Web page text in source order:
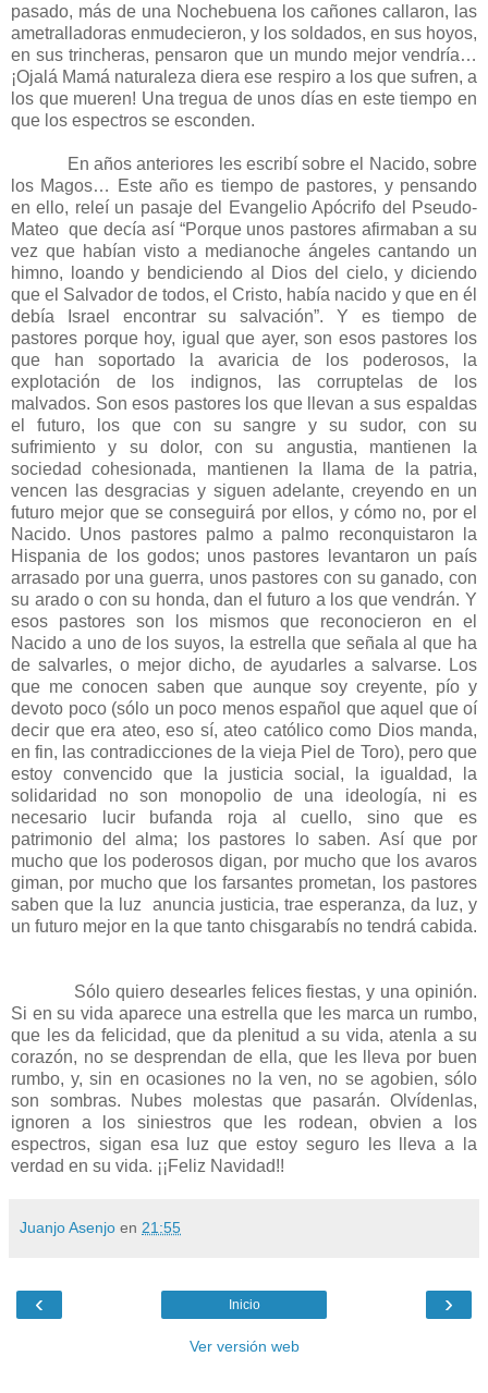
pasado, más de una Nochebuena los cañones callaron, las
ametralladoras enmudecieron, y los soldados, en sus hoyos,
en sus trincheras, pensaron que un mundo mejor vendría…
¡Ojalá Mamá naturaleza diera ese respiro a los que sufren, a
los que mueren! Una tregua de unos días en este tiempo en
que los espectros se esconden.
En años anteriores les escribí sobre el Nacido, sobre
los Magos… Este año es tiempo de pastores, y pensando
en ello, releí un pasaje del Evangelio Apócrifo del Pseudo-
Mateo que decía así “Porque unos pastores afirmaban a su
vez que habían visto a medianoche ángeles cantando un
himno, loando y bendiciendo al Dios del cielo, y diciendo
que el Salvador de todos, el Cristo, había nacido y que en él
debía Israel encontrar su salvación”. Y es tiempo de
pastores porque hoy, igual que ayer, son esos pastores los
que han soportado la avaricia de los poderosos, la
explotación de los indignos, las corruptelas de los
malvados. Son esos pastores los que llevan a sus espaldas
el futuro, los que con su sangre y su sudor, con su
sufrimiento y su dolor, con su angustia, mantienen la
sociedad cohesionada, mantienen la llama de la patria,
vencen las desgracias y siguen adelante, creyendo en un
futuro mejor que se conseguirá por ellos, y cómo no, por el
Nacido. Unos pastores palmo a palmo reconquistaron la
Hispania de los godos; unos pastores levantaron un país
arrasado por una guerra, unos pastores con su ganado, con
su arado o con su honda, dan el futuro a los que vendrán. Y
esos pastores son los mismos que reconocieron en el
Nacido a uno de los suyos, la estrella que señala al que ha
de salvarles, o mejor dicho, de ayudarles a salvarse. Los
que me conocen saben que aunque soy creyente, pío y
devoto poco (sólo un poco menos español que aquel que oí
decir que era ateo, eso sí, ateo católico como Dios manda,
en fin, las contradicciones de la vieja Piel de Toro), pero que
estoy convencido que la justicia social, la igualdad, la
solidaridad no son monopolio de una ideología, ni es
necesario lucir bufanda roja al cuello, sino que es
patrimonio del alma; los pastores lo saben. Así que por
mucho que los poderosos digan, por mucho que los avaros
giman, por mucho que los farsantes prometan, los pastores
saben que la luz anuncia justicia, trae esperanza, da luz, y
un futuro mejor en la que tanto chisgarabís no tendrá cabida.
Sólo quiero desearles felices fiestas, y una opinión.
Si en su vida aparece una estrella que les marca un rumbo,
que les da felicidad, que da plenitud a su vida, atenla a su
corazón, no se desprendan de ella, que les lleva por buen
rumbo, y, sin en ocasiones no la ven, no se agobien, sólo
son sombras. Nubes molestas que pasarán. Olvídenlas,
ignoren a los siniestros que les rodean, obvien a los
espectros, sigan esa luz que estoy seguro les lleva a la
verdad en su vida. ¡¡Feliz Navidad!!
Juanjo Asenjo en 21:55
‹ ›
Inicio
Ver versión web